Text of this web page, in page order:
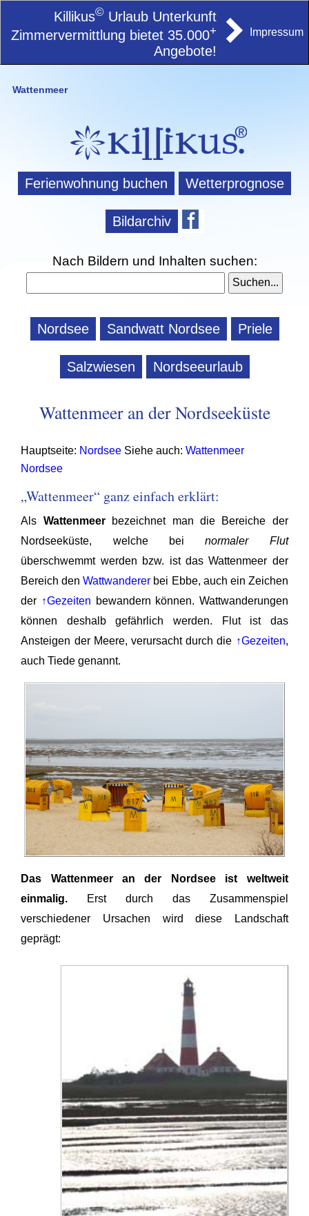
Killikus© Urlaub Unterkunft
Zimmervermittlung bietet 35.000+
Angebote!
Impressum
Wattenmeer
Ferienwohnung buchen Wetterprognose
Bildarchiv
Nach Bildern und Inhalten suchen:
Nordsee Sandwatt Nordsee Priele
Salzwiesen Nordseeurlaub
Wattenmeer an der Nordseeküste
Hauptseite: Nordsee Siehe auch:Wattenmeer
Nordsee
„Wattenmeer“ ganz einfach erklärt:
Als Wattenmeerbezeichnet man die Bereiche der
Nordseeküste, welche beinormaler Flut
überschwemmt werden bzw. ist das Wattenmeer der
Bereich denWattwanderer bei Ebbe, auch ein Zeichen
der ↑Gezeiten bewandern können. Wattwanderungen
können deshalb gefährlich werden. Flut ist das
Ansteigen der Meere, verursacht durch die ↑Gezeiten,
auch Tiede genannt.
Das Wattenmeer an der Nordsee ist weltweit
einmalig. Erst durch das Zusammenspiel
verschiedener Ursachen wird diese Landschaft
geprägt: